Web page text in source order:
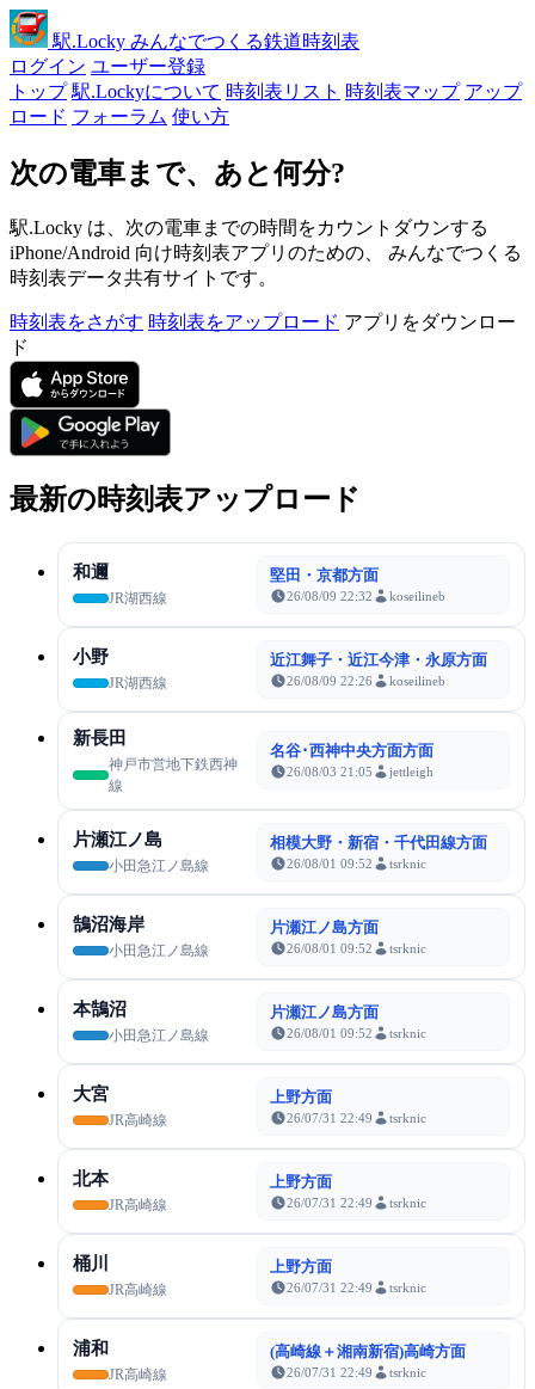
駅.Locky みんなでつくる鉄道時刻表
ログイン ユーザー登録
トップ 駅.Lockyについて 時刻表リスト 時刻表マップ アップ
ロード フォーラム 使い方
次の電車まで、あと何分?
駅.Locky は、次の電車までの時間をカウントダウンする
iPhone/Android 向け時刻表アプリのための、 みんなでつくる
時刻表データ共有サイトです。
時刻表をさがす 時刻表をアップロード アプリをダウンロー
ド
最新の時刻表アップロード
和邇
JR湖西線
堅田・京都方面
26/08/09 22:32 koseilineb
小野
JR湖西線
近江舞子・近江今津・永原方面
26/08/09 22:26 koseilineb
新長田
神戸市営地下鉄西神
線
名谷･西神中央方面方面
26/08/03 21:05 jettleigh
片瀬江ノ島
小田急江ノ島線
相模大野・新宿・千代田線方面
26/08/01 09:52 tsrknic
鵠沼海岸
小田急江ノ島線
片瀬江ノ島方面
26/08/01 09:52 tsrknic
本鵠沼
小田急江ノ島線
片瀬江ノ島方面
26/08/01 09:52 tsrknic
大宮
JR高崎線
上野方面
26/07/31 22:49 tsrknic
北本
JR高崎線
上野方面
26/07/31 22:49 tsrknic
桶川
JR高崎線
上野方面
26/07/31 22:49 tsrknic
浦和
JR高崎線
(高崎線＋湘南新宿)高崎方面
26/07/31 22:49 tsrknic